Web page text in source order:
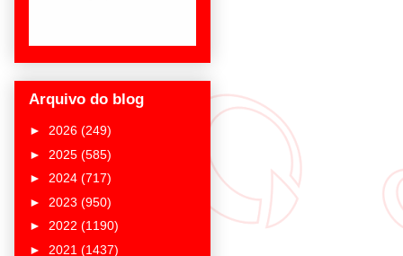
Arquivo do blog
► 2026 (249)
► 2025 (585)
► 2024 (717)
► 2023 (950)
► 2022 (1190)
► 2021 (1437)